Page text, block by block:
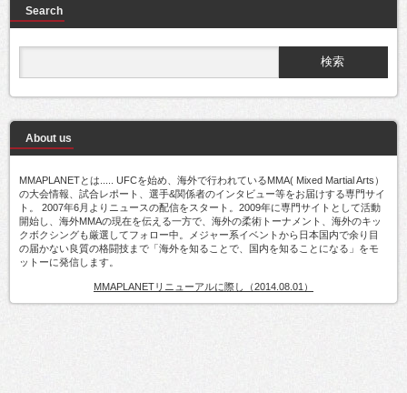
Search
About us
MMAPLANETとは..... UFCを始め、海外で行われているMMA( Mixed Martial Arts）
の大会情報、試合レポート、選手&関係者のインタビュー等をお届けする専門サイ
ト。 2007年6月よりニュースの配信をスタート。2009年に専門サイトとして活動
開始し、海外MMAの現在を伝える一方で、海外の柔術トーナメント、海外のキッ
クボクシングも厳選してフォロー中。メジャー系イベントから日本国内で余り目
の届かない良質の格闘技まで「海外を知ることで、国内を知ることになる」をモ
ットーに発信します。
MMAPLANETリニューアルに際し（2014.08.01）